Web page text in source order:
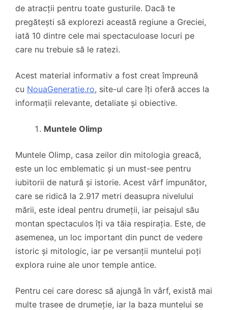
de atracții pentru toate gusturile. Dacă te
pregătești să explorezi această regiune a Greciei,
iată 10 dintre cele mai spectaculoase locuri pe
care nu trebuie să le ratezi.
Acest material informativ a fost creat împreună
cu NouaGeneratie.ro, site-ul care îți oferă acces la
informații relevante, detaliate și obiective.
Muntele Olimp
Muntele Olimp, casa zeilor din mitologia greacă,
este un loc emblematic și un must-see pentru
iubitorii de natură și istorie. Acest vârf impunător,
care se ridică la 2.917 metri deasupra nivelului
mării, este ideal pentru drumeții, iar peisajul său
montan spectaculos îți va tăia respirația. Este, de
asemenea, un loc important din punct de vedere
istoric și mitologic, iar pe versanții muntelui poți
explora ruine ale unor temple antice.
Pentru cei care doresc să ajungă în vârf, există mai
multe trasee de drumeție, iar la baza muntelui se